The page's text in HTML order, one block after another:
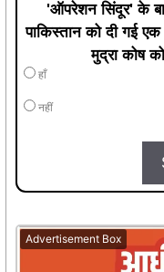
'ऑपरेशन सिंदूर' के
पाकिस्तान को दी गई
मुद्रा कोष
हाँ
नहीं
Advertisement Box